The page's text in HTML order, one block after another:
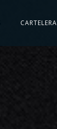
CARTELERA